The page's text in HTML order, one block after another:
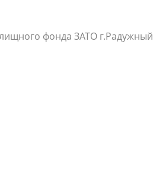
фонда ЗАТО г.Радужный